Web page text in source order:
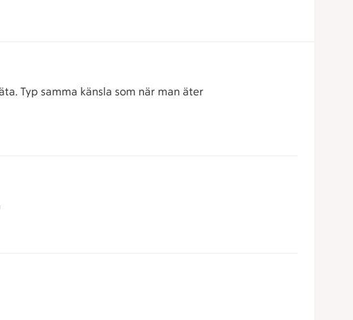
Typ samma känsla som när man äter